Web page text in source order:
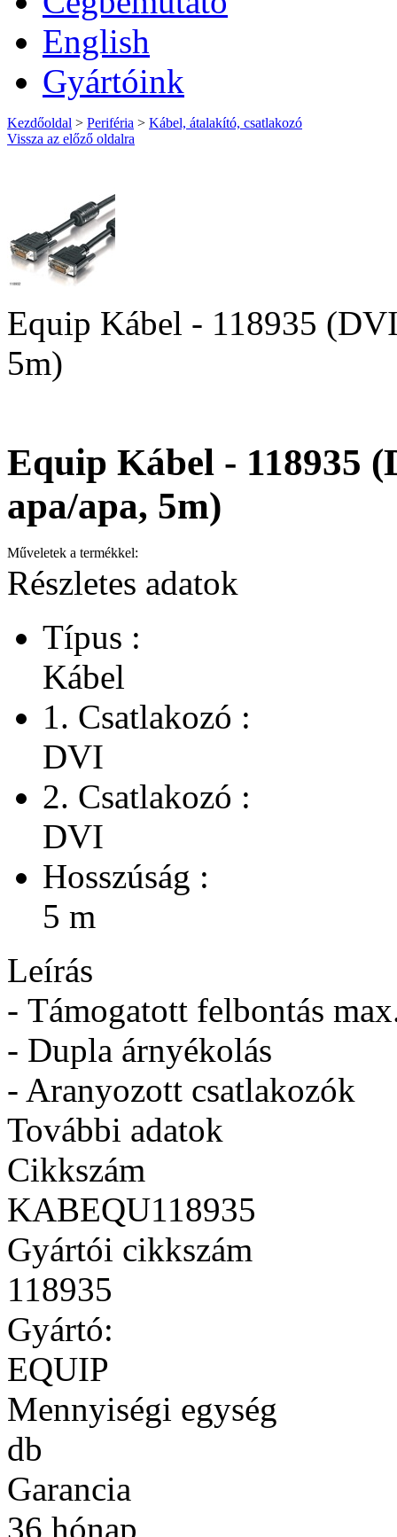
English
Gyártóink
Kezdőoldal > Periféria > Kábel, átalakító, csatlakozó
Vissza az előző oldalra
Equip Kábel - 118935
5m)
Equip Kábel - 118935
apa/apa, 5m)
Műveletek a termékkel:
Részletes adatok
Típus :
Kábel
1. Csatlakozó :
DVI
2. Csatlakozó :
DVI
Hosszúság :
5 m
Leírás
- Támogatott felbontás
- Dupla árnyékolás
- Aranyozott csatlakozók
További adatok
Cikkszám
KABEQU118935
Gyártói cikkszám
118935
Gyártó:
EQUIP
Mennyiségi egység
db
Garancia
36 hónap